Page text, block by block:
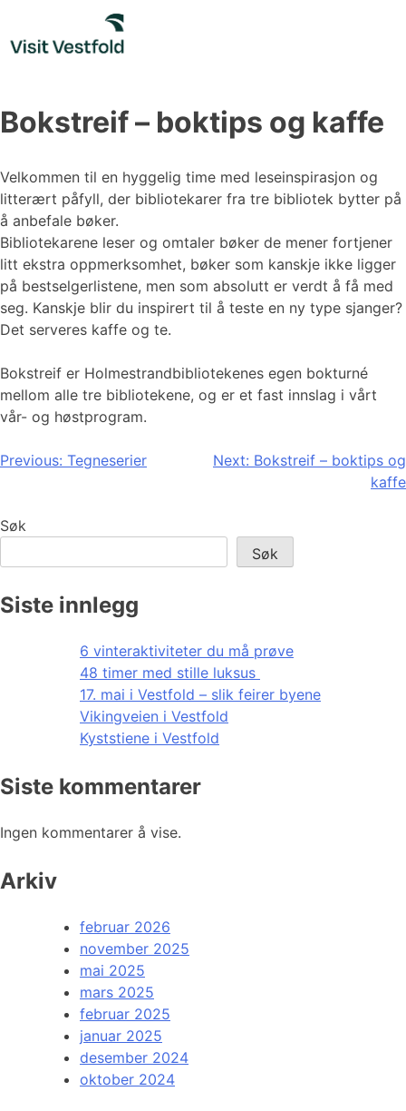
content
Bokstreif – boktips og kaffe
Velkommen til en hyggelig time med leseinspirasjon og
litterært påfyll, der bibliotekarer fra tre bibliotek bytter på
å anbefale bøker.
Bibliotekarene leser og omtaler bøker de mener fortjener
litt ekstra oppmerksomhet, bøker som kanskje ikke ligger
på bestselgerlistene, men som absolutt er verdt å få med
seg. Kanskje blir du inspirert til å teste en ny type sjanger?
Det serveres kaffe og te.
Bokstreif er Holmestrandbibliotekenes egen bokturné
mellom alle tre bibliotekene, og er et fast innslag i vårt
vår- og høstprogram.
Innleggsnavigasjon
Previous: Tegneserier Next: Bokstreif – boktips og
kaffe
Søk
Søk
Siste innlegg
6 vinteraktiviteter du må prøve
48 timer med stille luksus
17. mai i Vestfold – slik feirer byene
Vikingveien i Vestfold
Kyststiene i Vestfold
Siste kommentarer
Ingen kommentarer å vise.
Arkiv
februar 2026
november 2025
mai 2025
mars 2025
februar 2025
januar 2025
desember 2024
oktober 2024